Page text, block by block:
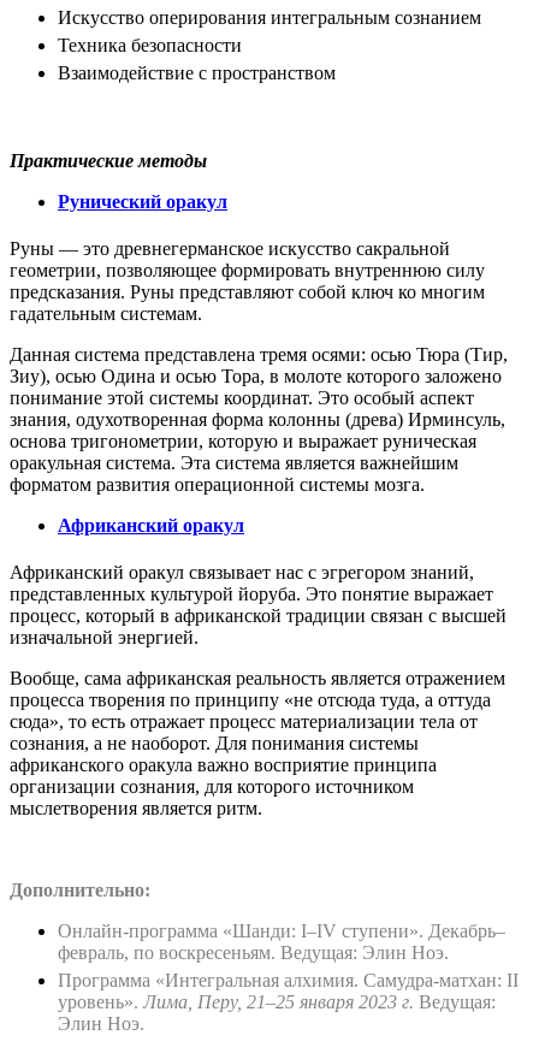
Искусство оперирования интегральным сознанием
Техника безопасности
Взаимодействие с пространством
Практические методы
Рунический оракул
Руны — это древнегерманское искусство сакральной
геометрии, позволяющее формировать внутреннюю силу
предсказания. Руны представляют собой ключ ко многим
гадательным системам.
Данная система представлена тремя осями: осью Тюра (Тир,
Зиу), осью Одина и осью Тора, в молоте которого заложено
понимание этой системы координат. Это особый аспект
знания, одухотворенная форма колонны (древа) Ирминсуль,
основа тригонометрии, которую и выражает руническая
оракульная система. Эта система является важнейшим
форматом развития операционной системы мозга.
Африканский оракул
Африканский оракул связывает нас с эгрегором знаний,
представленных культурой йоруба. Это понятие выражает
процесс, который в африканской традиции связан с высшей
изначальной энергией.
Вообще, сама африканская реальность является отражением
процесса творения по принципу «не отсюда туда, а оттуда
сюда», то есть отражает процесс материализации тела от
сознания, а не наоборот. Для понимания системы
африканского оракула важно восприятие принципа
организации сознания, для которого источником
мыслетворения является ритм.
Дополнительно:
Онлайн-программа «Шанди: I–IV ступени». Декабрь–
февраль, по воскресеньям. Ведущая: Элин Ноэ.
Программа «Интегральная алхимия. Самудра-матхан: II
уровень».Лима, Перу, 21–25 января 2023 г. Ведущая:
Элин Ноэ.